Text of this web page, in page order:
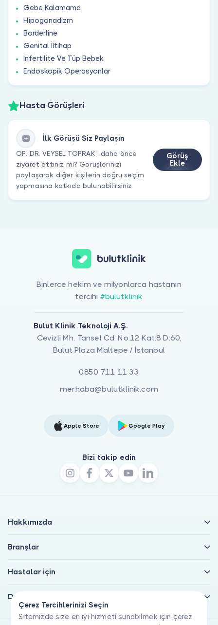
Gebe Kalamama
Hipogonadizm
Borderline
Genital İltihap
İnfertilite Ve Tüp Bebek
Endoskopik Operasyonlar
Hasta Görüşleri
İlk Görüşü Siz Paylaşın
OP. DR. VEYSEL TOPRAK’ı daha önce
ziyaret ettiniz mi? Görüşlerinizi
paylaşarak diğer kişilerin doğru seçim
yapmasına katkıda bulunabilirsiniz.
Görüş
Ekle
Çerez Tercihlerinizi Seçin
Sitemizde size en iyi hizmeti sunabilmek için çerez
Binlerce hekim ve milyonlarca hastanın
tercihi #bulutklinik
Bulut Klinik Teknoloji A.Ş.
Cevizli Mh. Tansel Cd. No:12 Kat:8 D:60,
Bulut Plaza Maltepe / İstanbul
0850 711 11 33
merhaba@bulutklinik.com
Apple Store Google Play
Bizi takip edin
Hakkımızda
Branşlar
Hastalar için
Doktorlar için